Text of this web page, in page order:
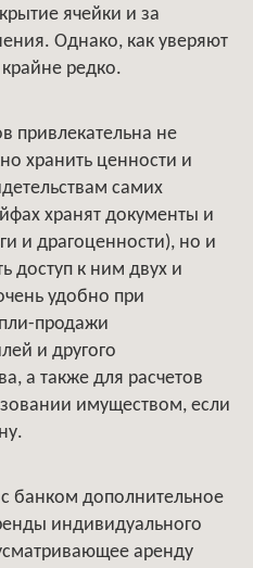
ячейки и за
Однако, как уверяют
редко.
привлекательна не
хранить ценности и
самих
хранят документы и
и драгоценности), но и
доступ к ним двух и
удобно при
продажи
и другого
а также для расчетов
имуществом, если
банком дополнительное
индивидуального
аренду